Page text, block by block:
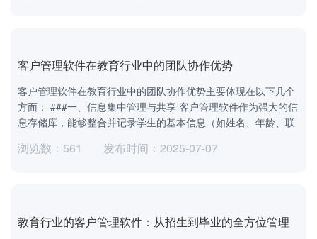
客户管理软件在教育行业中的团队协作优势
客户管理软件在教育行业中的团队协作优势主要体现在以下几个
方面： ###一、信息集中管理与共享 客户管理软件作为强大的信
息存储库，能够整合并记录学生的基本信息（如姓名、年龄、联
浏览数：561 发布时间：2025-07-07
教育行业的客户管理软件：从招生到毕业的全方位管理